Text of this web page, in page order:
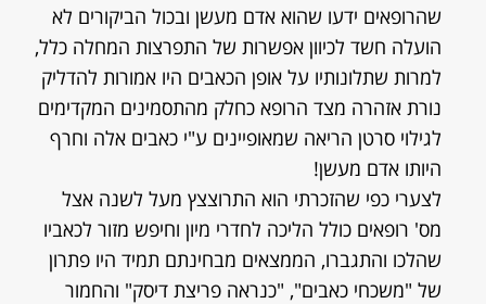
שהרופאים ידעו שהוא אדם מעשן ובכול הביקורים לא
הועלה חשד לכיוון אפשרות של התפרצות המחלה כלל,
למרות שתלונותיו על אופן הכאבים היו אמורות להדליק
נורת אזהרה מצד הרופא כחלק מהתסמינים המקדימים
לגילוי סרטן הריאה שמאופיינים ע"י כאבים אלה וחרף
היותו אדם מעשן!
לצערי כפי שהזכרתי הוא התרוצצץ מעל לשנה אצל
מס' רופאים כולל הליכה לחדרי מיון וחיפש מזור לכאביו
שהלכו והתגברו, הממצאים מבחינתם תמיד היו פתרון
של "משכחי כאבים", "כנראה פריצת דיסק" והחמור